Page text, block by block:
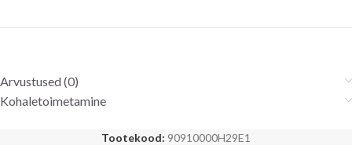
Arvustused (0)
Kohaletoimetamine
Tootekood: 90910000H29E1